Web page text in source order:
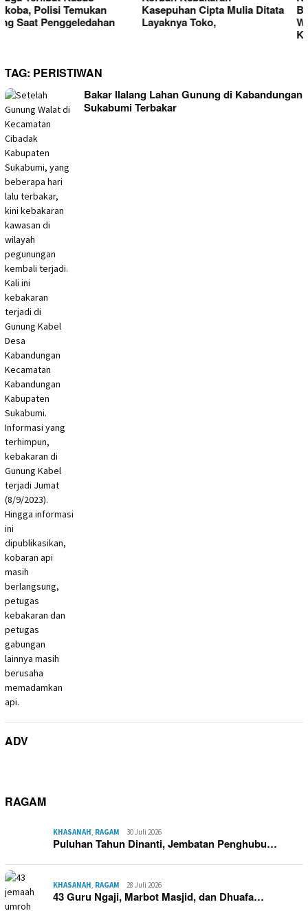
Kasepuhan Cipta Mulia Ditata
Layaknya Toko,
Berserakan, Founder Desa
Wisata Hanjeli Soroti Tata
TAG: PERISTIWAN
Bakar Ilalang Lahan Gunung di Kabandungan
Sukabumi Terbakar
ADV
RAGAM
KHASANAH, RAGAM 30 Juli 2026
Puluhan Tahun Dinanti, Jembatan Penghubu…
KHASANAH, RAGAM 28 Juli 2026
43 Guru Ngaji, Marbot Masjid, dan Dhuafa…